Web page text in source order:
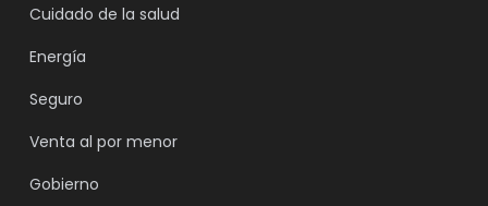
Cuidado de la salud
Energía
Seguro
Venta al por menor
Gobierno